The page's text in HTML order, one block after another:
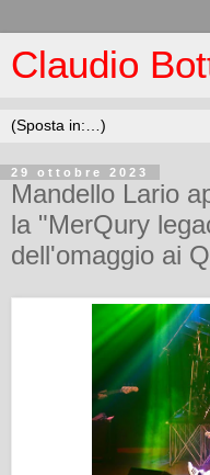
Claudio
29 ottobre 2023
Mandello Lario
la "MerQury
dell'omaggio ai